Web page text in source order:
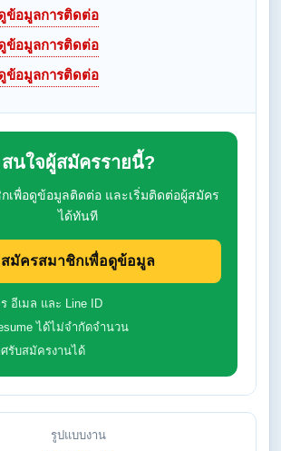
ข้อมูลการติดต่อ
ข้อมูลการติดต่อ
ข้อมูลการติดต่อ
สนใจผู้สมัครรายนี้?
เพื่อดูข้อมูลติดต่อ และเริ่มติดต่อผู้สมัคร
ได้ทันที
สมัครสมาชิกเพื่อดูข้อมูล
อีเมล และ Line ID
ได้ไม่จำกัดจำนวน
ศรับสมัครงานได้
รูปแบบงาน